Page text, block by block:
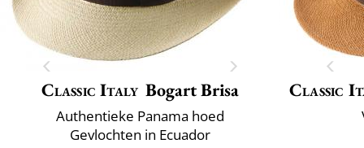
Classic Italy Bogart Brisa
Authentieke Panama hoed
Gevlochten in Ecuador
Classic